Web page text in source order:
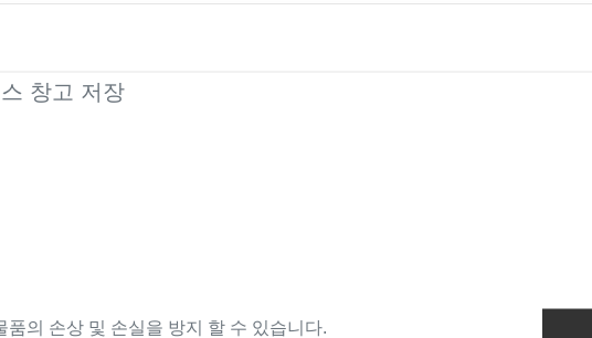
창고 저장
의 손상 및 손실을 방지 할 수 있습니다.